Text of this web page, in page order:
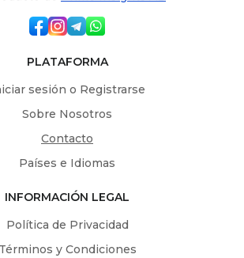
PLATAFORMA
sesión o Registrarse
Sobre Nosotros
Contacto
Países e Idiomas
INFORMACIÓN LEGAL
Política de Privacidad
Términos y Condiciones